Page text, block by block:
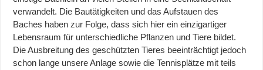
verwandelt. Die Bautätigkeiten und das Aufstauen des
Baches haben zur Folge, dass sich hier ein einzigartiger
Lebensraum für unterschiedliche Pflanzen und Tiere bildet.
Die Ausbreitung des geschützten Tieres beeinträchtigt jedoch
schon lange unsere Anlage sowie die Tennisplätze mit teils